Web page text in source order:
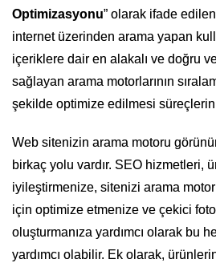
Optimizasyonu” olarak ifade
internet üzerinden arama yapan
içeriklere dair en alakalı ve doğru
sağlayan arama motorlarının
şekilde optimize edilmesi
Web sitenizin arama motoru
birkaç yolu vardır. SEO hizmetleri,
iyileştirmenize, sitenizi arama
için optimize etmenize ve çekici
oluşturmanıza yardımcı olarak bu
yardımcı olabilir. Ek olarak,